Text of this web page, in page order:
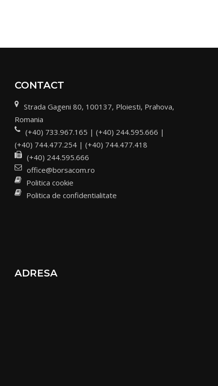
CONTACT
Strada Gageni 80, 100137, Ploiesti, Prahova,
Romania
(+40) 733.967.165 | (+40) 244.595.666 |
(+40) 744.477.254 | (+40) 744.477.418
(+40) 244.595.666
office@borsacom.ro
Politica cookie
Politica de confidentialitate
ADRESA